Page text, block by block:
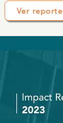
Ver reporte